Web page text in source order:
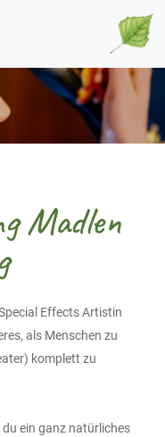
Madlen
Effects Artistin
als Menschen zu
komplett zu
ein ganz natürliches